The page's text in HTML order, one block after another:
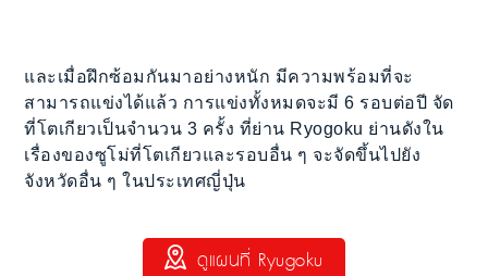
และเมื่อฝึกซ้อมกันมาอย่างหนัก มีความพร้อมที่จะ
สามารถแข่งได้แล้ว การแข่งทั้งหมดจะมี 6 รอบต่อปี จัด
ที่โตเกียวเป็นจำนวน 3 ครั้ง ที่ย่าน Ryogoku ย่านดังใน
เรื่องของซูโม่ที่โตเกียวและรอบอื่น ๆ จะจัดขึ้นไปยัง
จังหวัดอื่น ๆ ในประเทศญี่ปุ่น
ดูแผนที่ Ryugoku